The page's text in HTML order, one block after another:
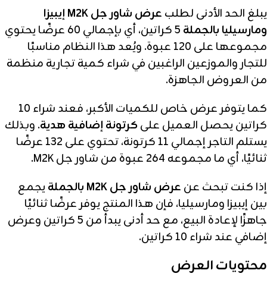
يبلغ الحد الأدنى لطلب
عرض شاور جل M2K إيبيزا
ومارسيليا بالجملة
5 كراتين، أي بإجمالي 60 عرضًا يحتوي
مجموعها على 120 عبوة. ويُعد هذا النظام مناسبًا
للتجار والموزعين الراغبين في شراء كمية تجارية منظمة
من العروض الجاهزة.
كما يتوفر عرض خاص للكميات الأكبر، فعند شراء 10
كراتين يحصل العميل علىكرتونة إضافية هدية. وبذلك
يستلم التاجر إجمالي 11 كرتونة، تحتوي على 132 عرضًا
ثنائيًا، أي ما مجموعه 264 عبوة من شاور جل M2K.
إذا كنت تبحث عن عرض شاور جل M2K بالجملة
يجمع
بين إيبيزا ومارسيليا، فإن هذا المنتج يوفر عرضًا ثنائيًا
جاهزًا لإعادة البيع، مع حد أدنى يبدأ من 5 كراتين وعرض
إضافي عند شراء 10 كراتين.
محتويات العرض